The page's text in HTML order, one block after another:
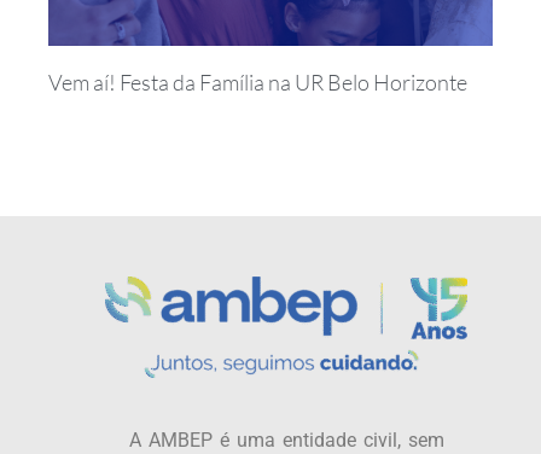
Vem aí! Festa da Família na UR Belo Horizonte
A AMBEP é uma entidade civil, sem